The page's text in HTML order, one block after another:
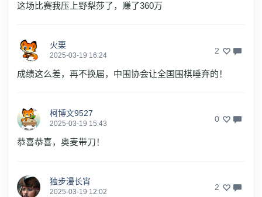
这场比赛我压上野梨莎了，赚了360万
火栗
2025-03-19 16:24 2
成绩这么差，再不换届，中围协会让全国围棋唾弃的！
柯博文9527
2025-03-19 15:43 0
恭喜恭喜，奥麦带刀！
独步漫长宵
2025-03-19 12:02 2